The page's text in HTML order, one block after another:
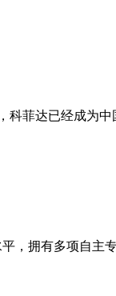
菲达已经成为
，拥有多项自